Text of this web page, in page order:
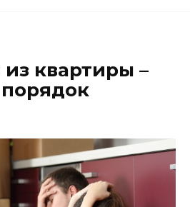
квартиры –